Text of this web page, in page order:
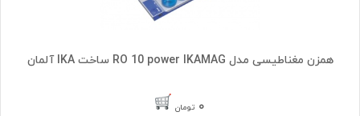
همزن مغناطیسی مدل RO 10 power IKAMAG ساخت IKA آلمان
۰ تومان